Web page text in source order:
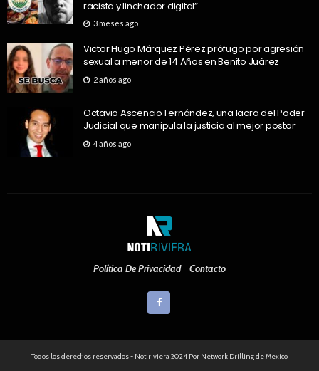
racista y linchador digital”
3 meses ago
Victor Hugo Márquez Pérez prófugo por agresión
sexual a menor de 14 Años en Benito Juárez
2 años ago
Octavio Ascencio Fernández, una lacra del Poder
Judicial que manipula la justicia al mejor postor
4 años ago
Política De Privacidad Contacto
Todos los derechos reservados - Notiriviera 2024 Por Network Drilling de Mexico